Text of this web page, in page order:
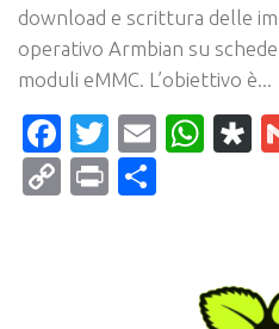
download e scrittura delle
operativo Armbian su
moduli eMMC. L’obiettivo è...
Facebook
Twitter
Email
CopyPrint